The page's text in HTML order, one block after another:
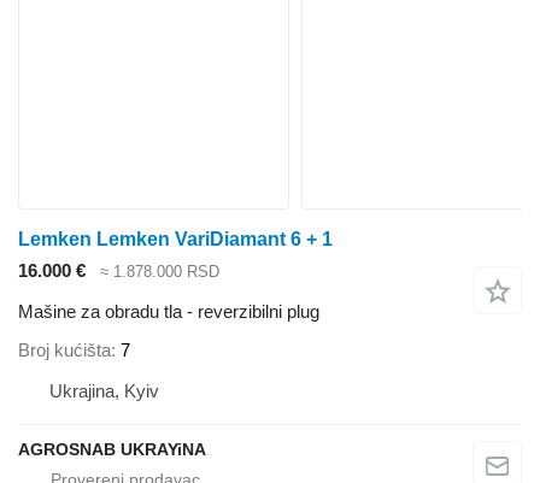
Lemken Lemken VariDiamant 6 + 1
16.000 €
≈ 1.878.000 RSD
Mašine za obradu tla - reverzibilni plug
Broj kućišta 7
Ukrajina, Kyiv
AGROSNAB UKRAYiNA